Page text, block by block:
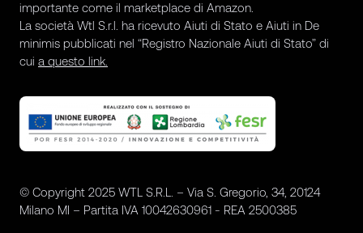
importante come il marketplace di Amazon.
La società Wtl S.r.l. ha ricevuto Aiuti di Stato e Aiuti in De
minimis pubblicati nel “Registro Nazionale Aiuti di Stato” di
cui a questo link.
© Copyright 2025 WTL S.R.L. – Via S. Gregorio, 34, 20124
Milano MI – Partita IVA 10042630961 - REA 2500385